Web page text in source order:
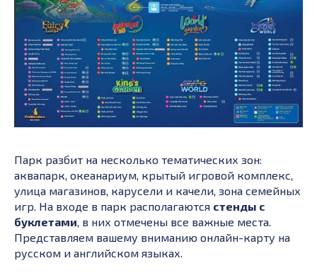
Парк разбит на несколько тематических зон:
аквапарк, океанариум, крытый игровой комплекс,
улица магазинов, карусели и качели, зона семейных
игр. На входе в парк располагаются стенды с
буклетами, в них отмечены все важные места.
Представляем вашему вниманию онлайн-карту на
русском и английском языках.